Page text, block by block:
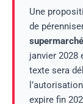
Une
de
supermarché
janvier 2028
texte sera
expire fin